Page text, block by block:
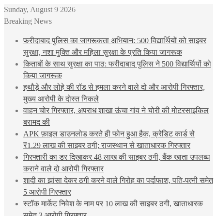
Sunday, August 9 2026
Breaking News
फरीदाबाद पुलिस का जागरूकता अभियान: 500 विद्यार्थियों को साइबर
सुरक्षा, नशा मुक्ति और महिला सुरक्षा के प्रति किया जागरूक
किताबों के साथ सुरक्षा का पाठ: फरीदाबाद पुलिस ने 500 विद्यार्थियों को
किया जागरूक
हथौड़े और लोहे की रॉड से हमला करने वाले दो और आरोपी गिरफ्तार,
मुख्य आरोपी के दोस्त निकले
वाहन चोर गिरफ्तार, अपराध शाखा ऊंचा गांव ने चोरी की मोटरसाइकिल
बरामद की
APK फ़ाइल डाउनलोड करते ही फोन हुआ हैक, क्रेडिट कार्ड से
₹1.29 लाख की साइबर ठगी; राजस्थान से खाताधारक गिरफ्तार
गिरफ्तारी का डर दिखाकर 48 लाख की साइबर ठगी, बैंक खाता उपलब्ध
कराने वाले दो आरोपी गिरफ्तार
शादी का झांसा देकर ठगी करने वाले गिरोह का पर्दाफाश, पति-पत्नी समेत
5 आरोपी गिरफ्तार
स्टॉक मार्केट निवेश के नाम पर 10 लाख की साइबर ठगी, खाताधारक